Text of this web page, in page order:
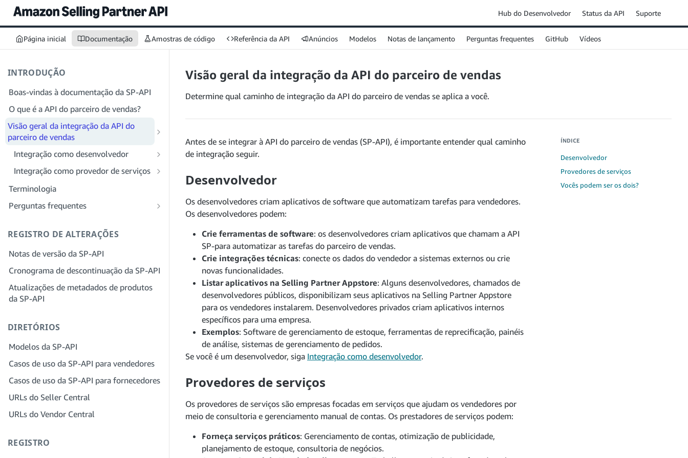
Hub do Desenvolvedor Status da API Suporte
Página inicial Documentação Amostras de código Referência da API Anúncios Modelos Notas de lançamento Perguntas frequentes GitHub Vídeos
INTRODUÇÃO
Boas-vindas à documentação da SP-API
O que é a API do parceiro de vendas?
Visão geral da integração da API do
parceiro de vendas
Integração como desenvolvedor
Etapa 1: preparar para o registro
Etapa 2: criar uma conta no Portal do
provedor de soluções
Etapa 3: criar um perfil de
Etapa 4: registrar um aplicativo
sandbox
Etapa 5: fazer sua primeira chamada
Etapa 6: configurar o fluxo de trabalho
Etapa 7: registrar seu aplicativo de
Etapa 8: chamar a SP-API em produção
Etapa 9: testar seu aplicativo
Etapa 10: listar seu aplicativo
Integração como provedor de serviços
Etapa 1: saiba mais sobre o fluxo de
trabalho de registro e permissões do
provedor de serviços
provedor de soluções para sua empresa
Etapa 3: verifique sua identidade
Etapa 4: preencha o perfil de serviços
Etapa 5: inscreva-se para funções no
Etapa 6: convide funcionários para sua
Etapa 7: conecte-se com vendedores
Etapa 8: liste seu serviço na Rede de
provedores de serviços
Terminologia
Perguntas frequentes
API
provedor de soluções
REGISTRO DE ALTERAÇÕES
Notas de versão da SP-API
Cronograma de descontinuação da SP-API
Atualizações de metadados de produtos
da SP-API
DIRETÓRIOS
Modelos da SP-API
Casos de uso da SP-API para vendedores
Casos de uso da SP-API para fornecedores
URLs do Seller Central
URLs do Vendor Central
REGISTRO
Visão geral da integração da API do parceiro de vendas
Determine qual caminho de integração da API do parceiro de vendas se aplica a você.
Antes de se integrar à API do parceiro de vendas (SP-API), é importante entender qual caminho
de integração seguir.
Desenvolvedor
Os desenvolvedores criam aplicativos de software que automatizam tarefas para vendedores.
Os desenvolvedores podem:
Crie ferramentas de software: os desenvolvedores criam aplicativos que chamam a API
SP-para automatizar as tarefas do parceiro de vendas.
Crie integrações técnicas: conecte os dados do vendedor a sistemas externos ou crie
novas funcionalidades.
Listar aplicativos na Selling Partner Appstore: Alguns desenvolvedores, chamados de
desenvolvedores públicos, disponibilizam seus aplicativos na Selling Partner Appstore
para os vendedores instalarem. Desenvolvedores privados criam aplicativos internos
específicos para uma empresa.
Exemplos: Software de gerenciamento de estoque, ferramentas de reprecificação, painéis
de análise, sistemas de gerenciamento de pedidos.
Se você é um desenvolvedor, siga Integração como desenvolvedor.
Provedores de serviços
Os provedores de serviços são empresas focadas em serviços que ajudam os vendedores por
meio de consultoria e gerenciamento manual de contas. Os prestadores de serviços podem:
Forneça serviços práticos: Gerenciamento de contas, otimização de publicidade,
planejamento de estoque, consultoria de negócios.
ÍNDICE
Desenvolvedor
Provedores de serviços
Vocês podem ser os dois?